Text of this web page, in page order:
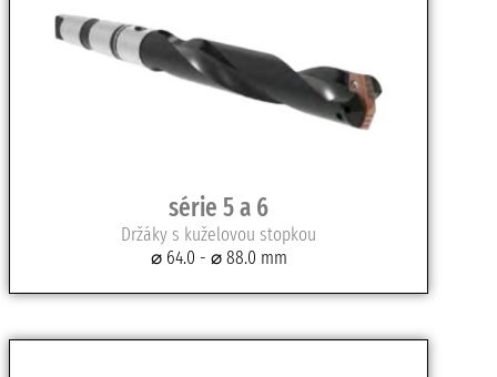
série 5 a 6
Držáky s kuželovou stopkou
⌀ 64.0 - ⌀ 88.0 mm